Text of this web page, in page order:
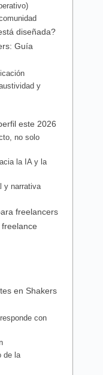
diseñada?
Guía
y
este 2026
no solo
la IA y la
y narrativa
freelancers
en Shakers
con
de la